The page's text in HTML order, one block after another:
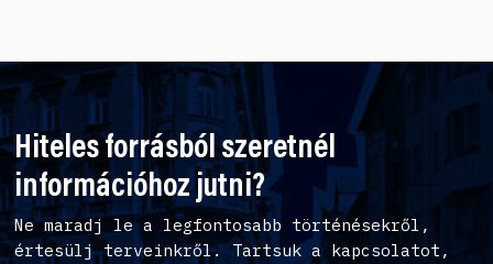
Hiteles forrásból szeretnél
információhoz jutni?
Ne maradj le a legfontosabb történésekről,
értesülj terveinkről. Tartsuk a kapcsolatot,